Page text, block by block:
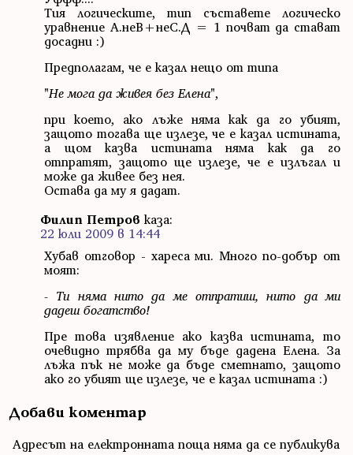
Тия логическите, тип съставете логическо
уравнение А.неВ+неС.Д = 1 почват да стават
досадни :)
Предполагам, че е казал нещо от типа
"Не мога да живея без Елена",
при което, ако лъже няма как да го убият,
защото тогава ще излезе, че е казал истината,
а щом казва истината няма как да го
отпратят, защото ще излезе, че е излъгал и
може да живее без нея.
Остава да му я дадат.
Филип Петров каза:
22 юли 2009 в 14:44
Хубав отговор - хареса ми. Много по-добър от
моят:
- Ти няма нито да ме отпратиш, нито да ми
дадеш богатство!
Пре това изявление ако казва истината, то
очевидно трябва да му бъде дадена Елена. За
лъжа пък не може да бъде сметнато, защото
ако го убият ще излезе, че е казал истината :)
Добави коментар
Адресът на електронната поща няма да се публикува